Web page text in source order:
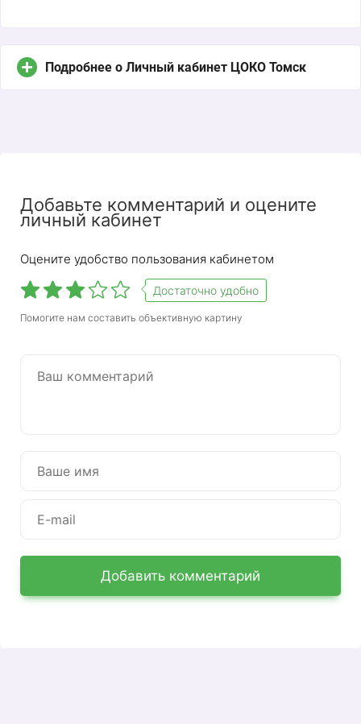
Подробнее о Личный кабинет ЦОКО Томск
В Томской области действует Центр оценки
деятельности проводит исследования и
исследования, разрабатывает программное
обеспечение, а также оказывает
организационную и информационную
могут узнать о собственных достижениях.
В личном кабинете пользователю становятся
доступны следующие возможности:
Если есть жалобы, в том же личном
кабинете вы можете отслеживать, в каком
уже есть решение, каков ответ.
Получите информацию о результатах
экзамена. Также, наряду с правильными
ответами, расшифровка системы подсчета
Добавьте комментарий и оцените
личный кабинет
Оцените удобство пользования кабинетом
Достаточно удобно
Помогите нам составить объективную картину
Добавить комментарий